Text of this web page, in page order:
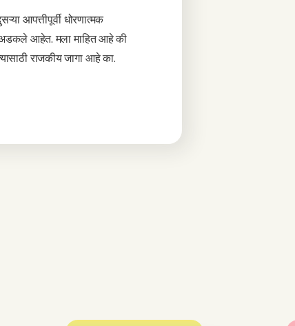
आपत्तीपूर्वी धोरणात्मक
अडकले आहेत. मला माहित आहे की
राजकीय जागा आहे का.